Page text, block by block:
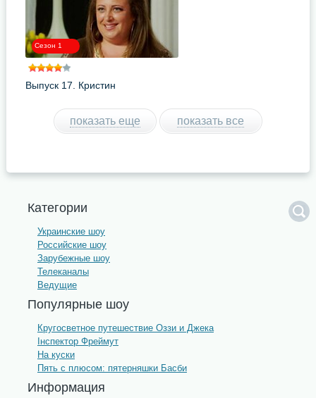
Сезон 1
Выпуск 17. Кристин
показать еще показать все
Категории
Украинские шоу
Российские шоу
Зарубежные шоу
Телеканалы
Ведущие
Популярные шоу
Кругосветное путешествие Оззи и Джека
Інспектор Фреймут
На куски
Пять с плюсом: пятерняшки Басби
Информация